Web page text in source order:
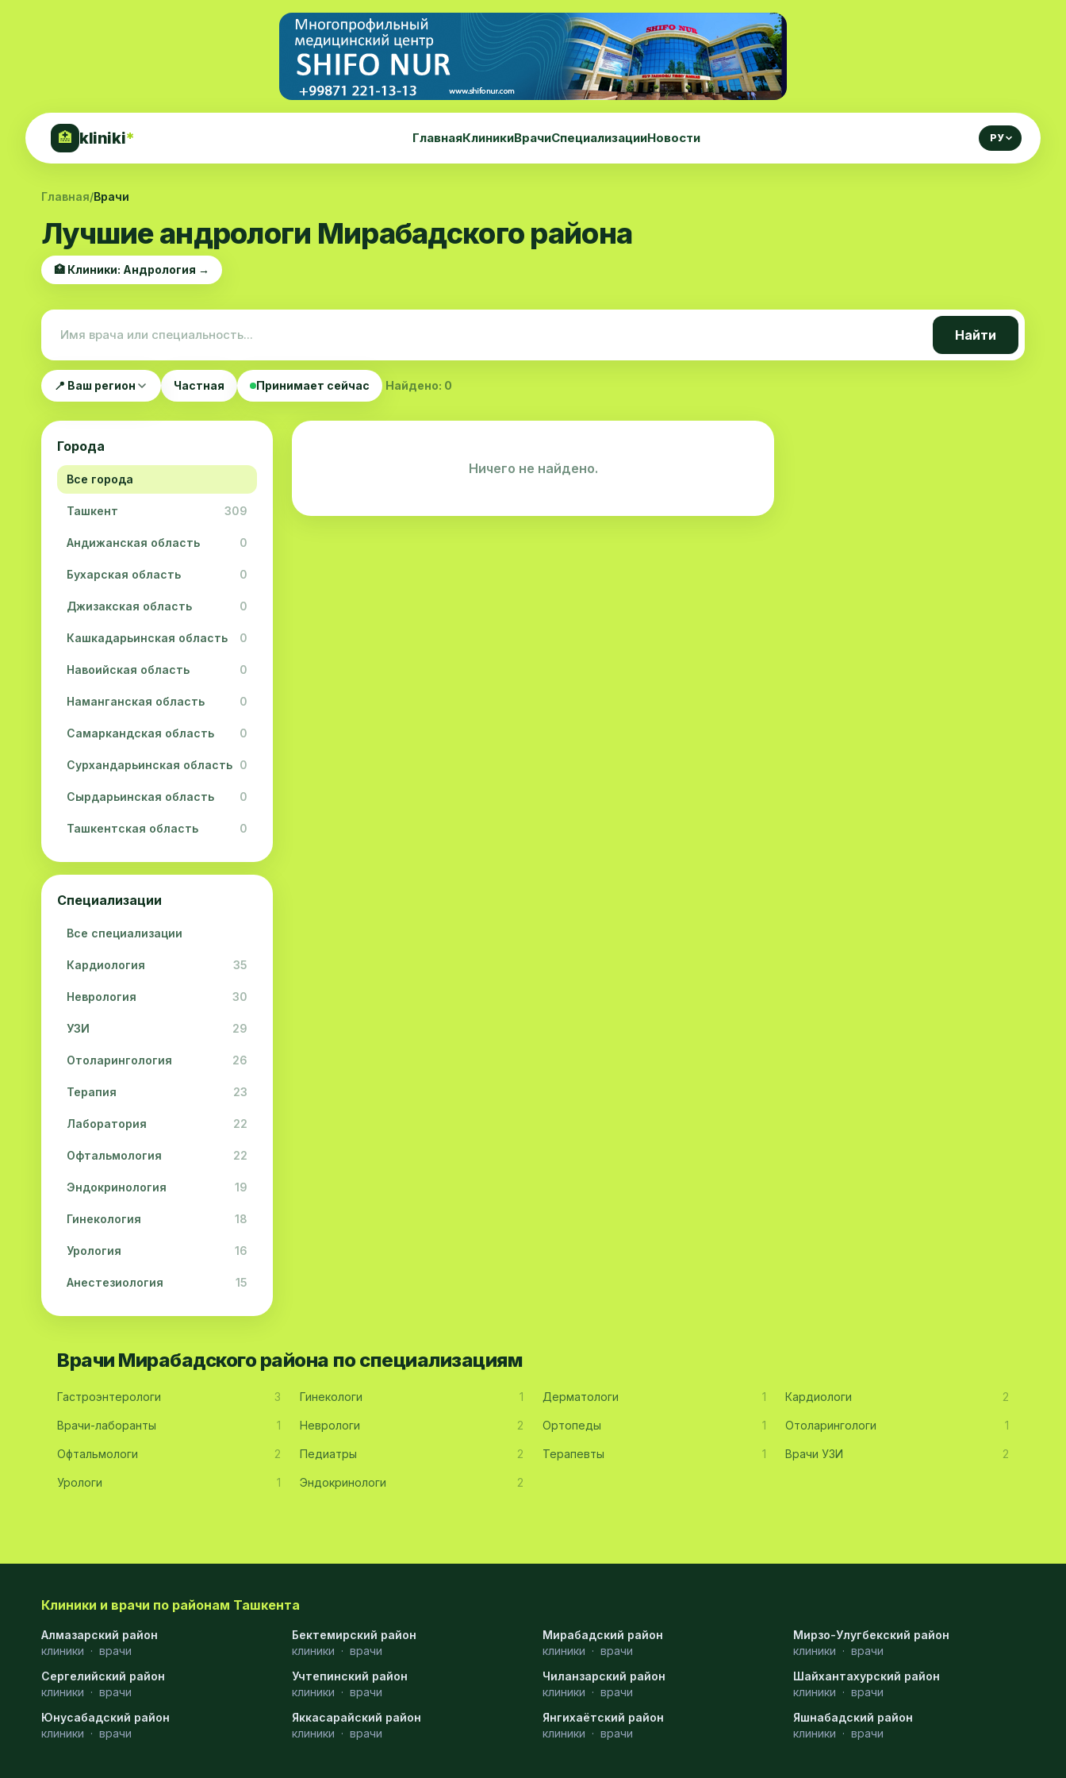
🏥 kliniki* ГлавнаяКлиникиВрачиСпециализацииНовости РУ
Главная/Врачи
Лучшие андрологи Мирабадского района
🏥 Клиники: Андрология →
Найти
📍 Ваш регион Частная Принимает сейчас Найдено: 0
Города
Все города
Ташкент 309
Андижанская область 0
Бухарская область 0
Джизакская область 0
Кашкадарьинская область 0
Навоийская область 0
Наманганская область 0
Самаркандская область 0
Сурхандарьинская область 0
Сырдарьинская область 0
Ташкентская область 0
Ферганская область 0
Специализации
Все специализации
Кардиология 35
Неврология 30
УЗИ 29
Отоларингология 26
Терапия 23
Лаборатория 22
Офтальмология 22
Эндокринология 19
Гинекология 18
Урология 16
Анестезиология 15
Дерматология 15
Рентгенология 9
Физиотерапия 8
МРТ
Пластическая хирургия
Эндоскопия
Ничего не найдено.
Врачи Мирабадского района по специализациям
Гастроэнтерологи 3 Гинекологи 1 Дерматологи 1 Кардиологи 2
Врачи-лаборанты 1 Неврологи 2 Ортопеды 1 Отоларингологи 1
Офтальмологи 2 Педиатры 2 Терапевты 1 Врачи УЗИ 2
Урологи 1 Эндокринологи 2
Клиники и врачи по районам Ташкента
Алмазарский район
клиники · врачи
Бектемирский район
клиники · врачи
Мирабадский район
клиники · врачи
Мирзо-Улугбекский район
клиники · врачи
Сергелийский район
клиники · врачи
Учтепинский район
клиники · врачи
Чиланзарский район
клиники · врачи
Шайхантахурский район
клиники · врачи
Юнусабадский район
клиники · врачи
Яккасарайский район
клиники · врачи
Янгихаётский район
клиники · врачи
Яшнабадский район
клиники · врачи